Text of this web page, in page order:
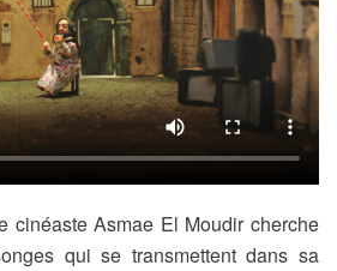
cinéaste Asmae El Moudir cherche
qui se transmettent dans sa